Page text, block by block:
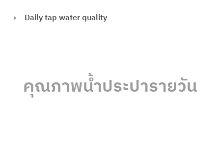
Daily tap water quality
คุณภาพน้ำประปารายวัน